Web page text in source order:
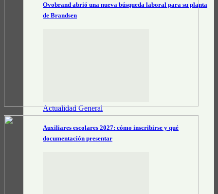
Ovobrand abrió una nueva búsqueda laboral para su planta
de Brandsen
Actualidad General
Auxiliares escolares 2027: cómo inscribirse y qué
documentación presentar